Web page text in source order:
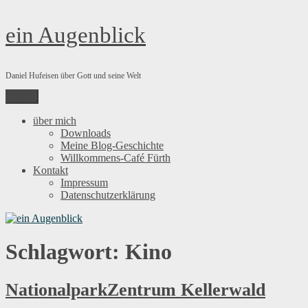
Zum
Inhalt
ein Augenblick
Daniel Hufeisen über Gott und seine Welt
über mich
Downloads
Meine Blog-Geschichte
Willkommens-Café Fürth
Kontakt
Impressum
Datenschutzerklärung
Schlagwort: Kino
NationalparkZentrum Kellerwald